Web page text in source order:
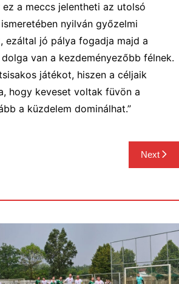
a meccs jelentheti az utolsó
nyilván győzelmi
ezáltal jó pálya fogadja majd a
van a kezdeményezőbb félnek.
játékot, hiszen a céljaik
hogy keveset voltak füvön a
a küzdelem dominálhat.”
Next